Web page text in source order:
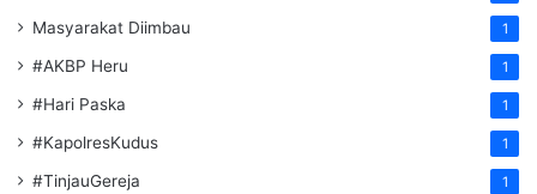
Masyarakat Diimbau 1
#AKBP Heru 1
#Hari Paska 1
#KapolresKudus 1
#TinjauGereja 1